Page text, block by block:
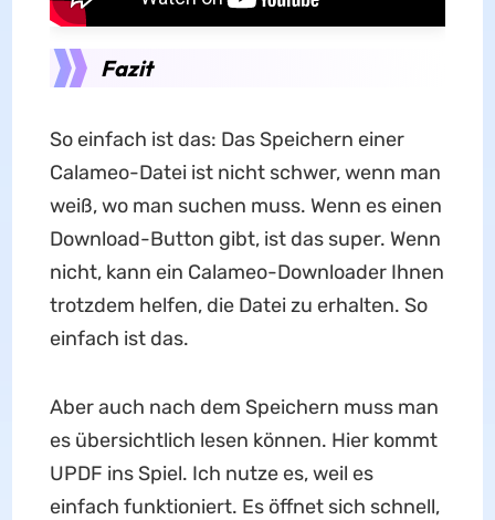
Fazit
So einfach ist das: Das Speichern einer
Calameo-Datei ist nicht schwer, wenn man
weiß, wo man suchen muss. Wenn es einen
Download-Button gibt, ist das super. Wenn
nicht, kann ein Calameo-Downloader Ihnen
trotzdem helfen, die Datei zu erhalten. So
einfach ist das.
Aber auch nach dem Speichern muss man
es übersichtlich lesen können. Hier kommt
UPDF ins Spiel. Ich nutze es, weil es
einfach funktioniert. Es öffnet sich schnell,